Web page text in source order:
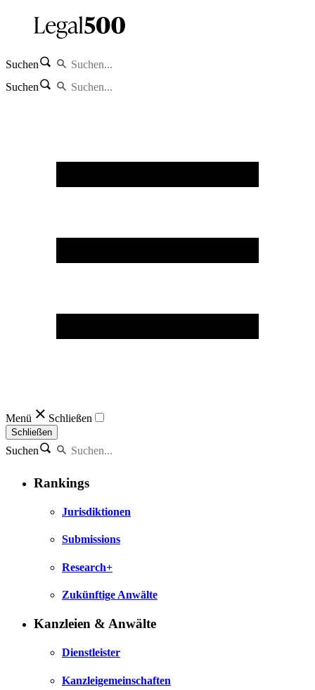
Suchen
Suchen
Menü Schließen
Schließen
Suchen
Rankings
Jurisdiktionen
Submissions
Research+
Zukünftige Anwälte
Kanzleien & Anwälte
Dienstleister
Kanzleigemeinschaften